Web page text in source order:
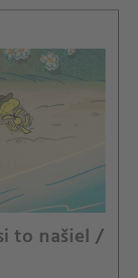
to našiel /